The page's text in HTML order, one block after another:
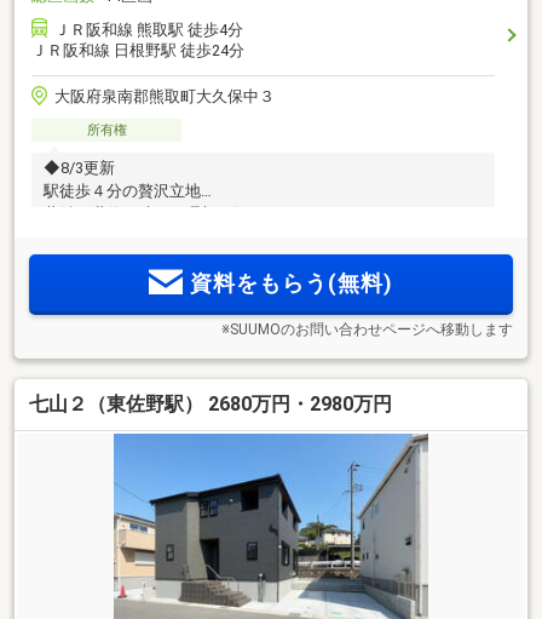
ＪＲ阪和線 熊取駅 徒歩4分
ＪＲ阪和線 日根野駅 徒歩24分
大阪府泉南郡熊取町大久保中３
所有権
◆8/3更新
駅徒歩４分の贅沢立地
共働き世代が叶える理想の住まい
資料をもらう(無料)
※SUUMOのお問い合わせページへ移動します
七山２（東佐野駅） 2680万円・2980万円